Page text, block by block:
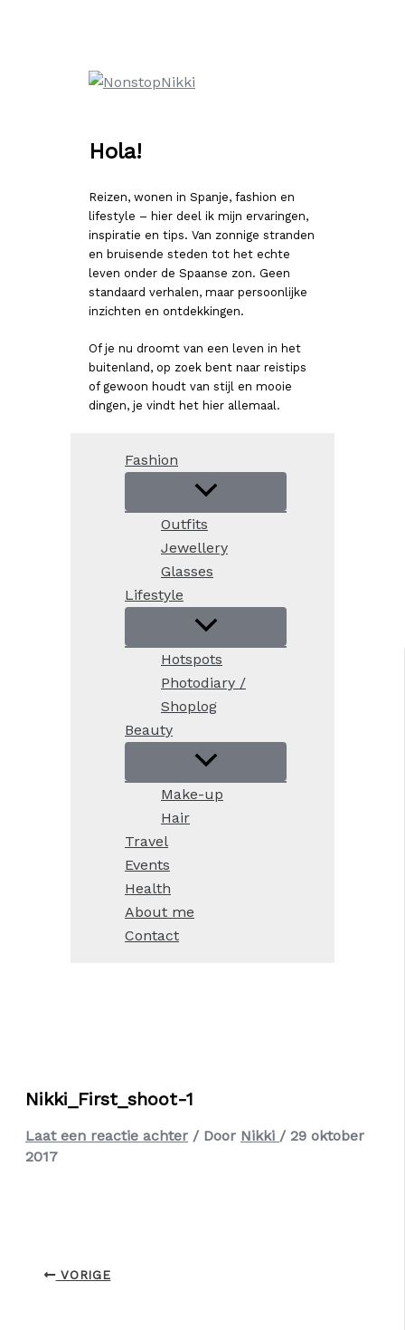
Hola!
Reizen, wonen in Spanje, fashion en
lifestyle – hier deel ik mijn ervaringen,
inspiratie en tips. Van zonnige stranden
en bruisende steden tot het echte
leven onder de Spaanse zon. Geen
standaard verhalen, maar persoonlijke
inzichten en ontdekkingen.
Of je nu droomt van een leven in het
buitenland, op zoek bent naar reistips
of gewoon houdt van stijl en mooie
dingen, je vindt het hier allemaal.
Fashion
Outfits
Jewellery
Glasses
Lifestyle
Hotspots
Photodiary /
Shoplog
Beauty
Make-up
Hair
Travel
Events
Health
About me
Contact
Nikki_First_shoot-1
Laat een reactie achter / Door Nikki / 29 oktober
2017
VORIGE